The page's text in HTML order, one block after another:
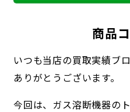
商品
いつも当店の買取実績ブ
ありがとうございます。
今回は、ガス溶断機器の